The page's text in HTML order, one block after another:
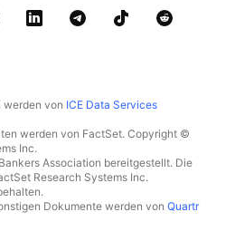
werden von ICE Data Services
werden von FactSet. Copyright ©
Inc.
Association bereitgestellt. Die
Research Systems Inc.
Dokumente werden von Quartr